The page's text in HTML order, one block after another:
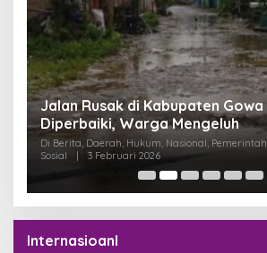
Jalan Rusak di Kabupaten Gowa
Diperbaiki, Warga Mengeluh
Di Berita, Daerah, Hukum, Nasional,
Sosial
3 Februari 2026
Internasioanl